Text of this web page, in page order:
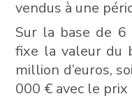
vendus à une
Sur la base de 6
fixe la valeur du
million d’euros,
000 € avec le